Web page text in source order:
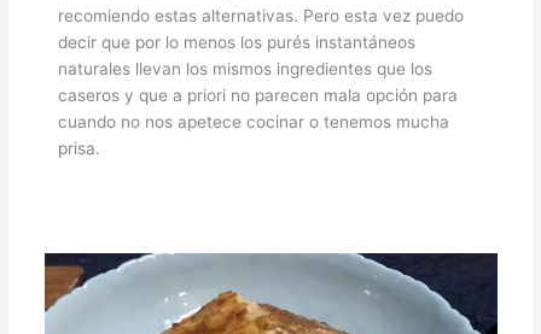
recomiendo estas alternativas. Pero esta vez puedo
decir que por lo menos los purés instantáneos
naturales llevan los mismos ingredientes que los
caseros y que a priori no parecen mala opción para
cuando no nos apetece cocinar o tenemos mucha
prisa.